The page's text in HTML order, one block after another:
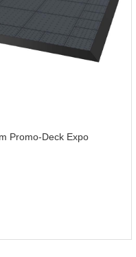
Promo-Deck Expo